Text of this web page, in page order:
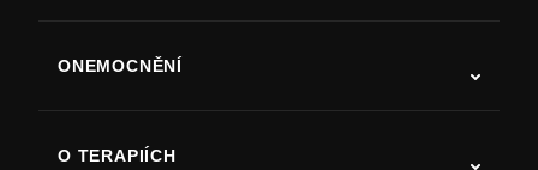
ONEMOCNĚNÍ
O TERAPIÍCH